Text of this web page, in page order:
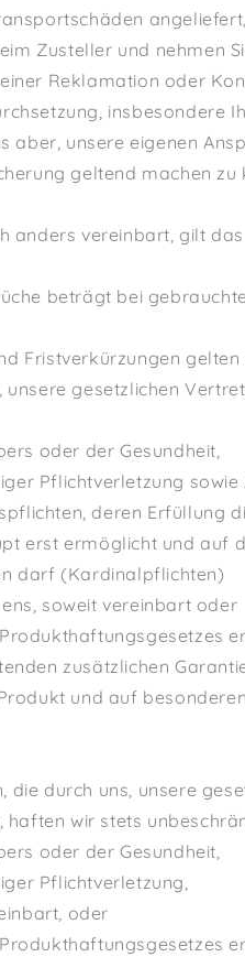
Zusteller und nehmen
Reklamation oder
insbesondere
aber, unsere eigenen
geltend machen zu
anders vereinbart, gilt
beträgt bei
Fristverkürzungen
gesetzlichen
oder der Gesundheit,
Pflichtverletzung sowie
deren Erfüllung
erst ermöglicht und auf
darf (Kardinalpflichten)
soweit vereinbart oder
zusätzlichen
und auf
die durch uns, unsere
haften wir stets
oder der Gesundheit,
Pflichtverletzung,
oder